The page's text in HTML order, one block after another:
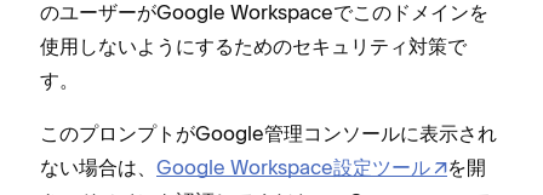
のユ⁠ーザ⁠ーがGoogle Workspaceでこのドメインを
使用しないようにするためのセキ⁠ュリテ⁠ィ対策で
す⁠。
このプロンプトがGoogle管理コンソ⁠ールに表示され
ない場合は⁠、 Google Workspace設定ツ⁠ール
を開